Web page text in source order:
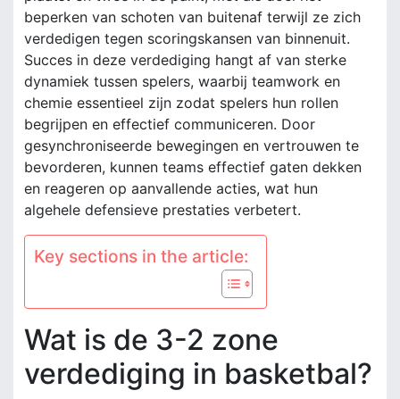
beperken van schoten van buitenaf terwijl ze zich
verdedigen tegen scoringskansen van binnenuit.
Succes in deze verdediging hangt af van sterke
dynamiek tussen spelers, waarbij teamwork en
chemie essentieel zijn zodat spelers hun rollen
begrijpen en effectief communiceren. Door
gesynchroniseerde bewegingen en vertrouwen te
bevorderen, kunnen teams effectief gaten dekken
en reageren op aanvallende acties, wat hun
algehele defensieve prestaties verbetert.
Key sections in the article:
Wat is de 3-2 zone
verdediging in basketbal?